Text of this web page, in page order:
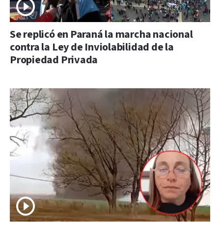
Se replicó en Paraná la marcha nacional
contra la Ley de Inviolabilidad de la
Propiedad Privada